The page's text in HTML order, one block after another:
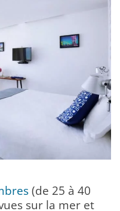
(de 25 à 40
sur la mer et